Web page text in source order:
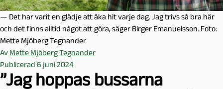
— Det har varit en glädje att åka hit varje dag. Jag trivs så bra här
och det finns alltid något att göra, säger Birger Emanuelsson. Foto:
Mette Mjöberg Tegnander
Av Mette Mjöberg Tegnander
Publicerad 6 juni 2024
”Jag hoppas bussarna